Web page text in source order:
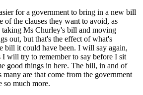
for a government to bring in a new bill
of the clauses they want to avoid, as
taking Ms Churley's bill and moving
out, but that's the effect of what's
bill it could have been. I will say again,
I will try to remember to say before I sit
good things in here. The bill, in and of
are that come from the government
so much more.